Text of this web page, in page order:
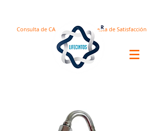
Encuesta de Satisfacción
Consulta de CA